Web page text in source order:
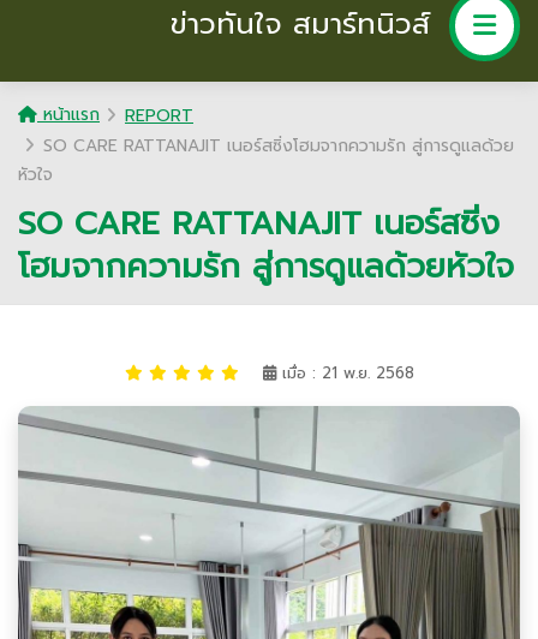
ข่าวทันใจ สมาร์ทนิวส์
หน้าแรก
REPORT
SO CARE RATTANAJIT เนอร์สซิ่งโฮมจากความรัก สู่การดูแลด้วย
หัวใจ
SO CARE RATTANAJIT เนอร์สซิ่ง
โฮมจากความรัก สู่การดูแลด้วยหัวใจ
เมื่อ : 21 พ.ย. 2568